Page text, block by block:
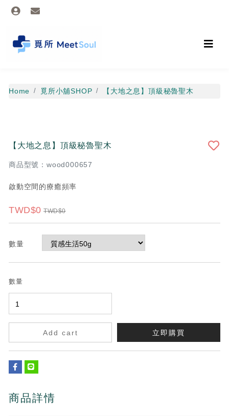
Home 覓所小舖SHOP 【大地之息】頂級秘魯聖木
【大地之息】頂級秘魯聖木
商品型號：wood000657
啟動空間的療癒頻率
TWD$0 TWD$0
數量
數量
Add cart 立即購買
商品詳情